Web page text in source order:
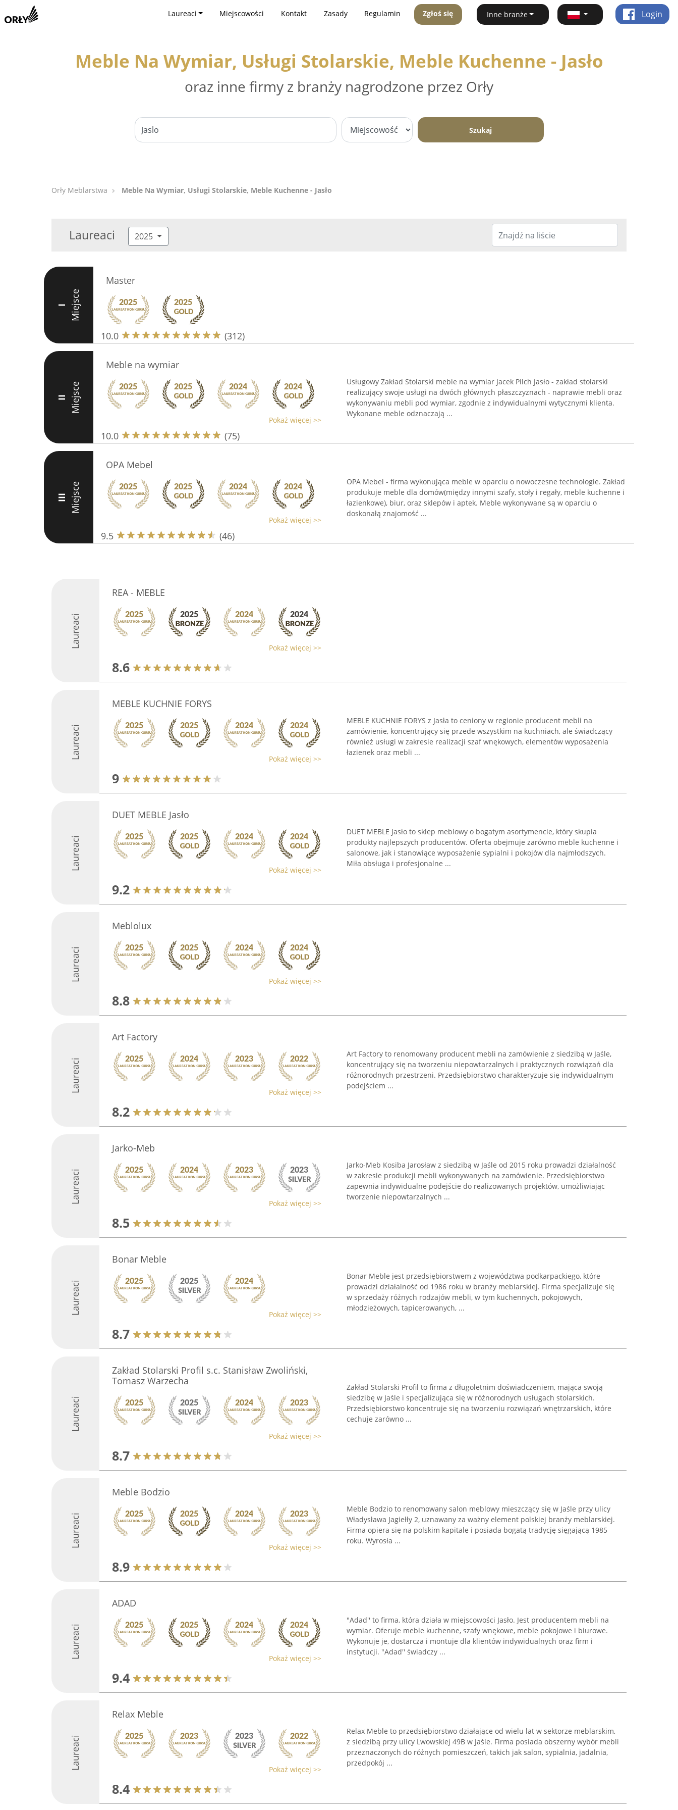
Laureaci Miejscowości Kontakt Zasady Regulamin Zgłoś się Inne branże Login
Meble Na Wymiar, Usługi Stolarskie, Meble Kuchenne - Jasło
oraz inne firmy z branży nagrodzone przez Orły
Szukaj
Orły Meblarstwa Meble Na Wymiar, Usługi Stolarskie, Meble Kuchenne - Jasło
Laureaci 2025
I Miejsce
Master
10.0 (312)
II Miejsce
Meble na wymiar
Pokaż więcej >>
10.0 (75)
Usługowy Zakład Stolarski meble na wymiar Jacek Pilch Jasło - zakład stolarski
realizujący swoje usługi na dwóch głównych płaszczyznach - naprawie mebli oraz
wykonywaniu mebli pod wymiar, zgodnie z indywidualnymi wytycznymi klienta.
Wykonane meble odznaczają ...
III Miejsce
OPA Mebel
Pokaż więcej >>
9.5 (46)
OPA Mebel - firma wykonująca meble w oparciu o nowoczesne technologie. Zakład
produkuje meble dla domów(między innymi szafy, stoły i regały, meble kuchenne i
łazienkowe), biur, oraz sklepów i aptek. Meble wykonywane są w oparciu o
doskonałą znajomość ...
Laureaci
REA - MEBLE
Pokaż więcej >>
8.6
Laureaci
MEBLE KUCHNIE FORYS
Pokaż więcej >>
9
MEBLE KUCHNIE FORYS z Jasła to ceniony w regionie producent mebli na
zamówienie, koncentrujący się przede wszystkim na kuchniach, ale świadczący
również usługi w zakresie realizacji szaf wnękowych, elementów wyposażenia
łazienek oraz mebli ...
Laureaci
DUET MEBLE Jasło
Pokaż więcej >>
9.2
DUET MEBLE Jasło to sklep meblowy o bogatym asortymencie, który skupia
produkty najlepszych producentów. Oferta obejmuje zarówno meble kuchenne i
salonowe, jak i stanowiące wyposażenie sypialni i pokojów dla najmłodszych.
Miła obsługa i profesjonalne ...
Laureaci
Meblolux
Pokaż więcej >>
8.8
Laureaci
Art Factory
Pokaż więcej >>
8.2
Art Factory to renomowany producent mebli na zamówienie z siedzibą w Jaśle,
koncentrujący się na tworzeniu niepowtarzalnych i praktycznych rozwiązań dla
różnorodnych przestrzeni. Przedsiębiorstwo charakteryzuje się indywidualnym
podejściem ...
Laureaci
Jarko-Meb
Pokaż więcej >>
8.5
Jarko-Meb Kosiba Jarosław z siedzibą w Jaśle od 2015 roku prowadzi działalność
w zakresie produkcji mebli wykonywanych na zamówienie. Przedsiębiorstwo
zapewnia indywidualne podejście do realizowanych projektów, umożliwiając
tworzenie niepowtarzalnych ...
Laureaci
Bonar Meble
Pokaż więcej >>
8.7
Bonar Meble jest przedsiębiorstwem z województwa podkarpackiego, które
prowadzi działalność od 1986 roku w branży meblarskiej. Firma specjalizuje się
w sprzedaży różnych rodzajów mebli, w tym kuchennych, pokojowych,
młodzieżowych, tapicerowanych, ...
Laureaci
Zakład Stolarski Profil s.c. Stanisław Zwoliński,
Tomasz Warzecha
Pokaż więcej >>
8.7
Zakład Stolarski Profil to firma z długoletnim doświadczeniem, mająca swoją
siedzibę w Jaśle i specjalizująca się w różnorodnych usługach stolarskich.
Przedsiębiorstwo koncentruje się na tworzeniu rozwiązań wnętrzarskich, które
cechuje zarówno ...
Laureaci
Meble Bodzio
Pokaż więcej >>
8.9
Meble Bodzio to renomowany salon meblowy mieszczący się w Jaśle przy ulicy
Władysława Jagiełły 2, uznawany za ważny element polskiej branży meblarskiej.
Firma opiera się na polskim kapitale i posiada bogatą tradycję sięgającą 1985
roku. Wyrosła ...
Laureaci
ADAD
Pokaż więcej >>
9.4
"Adad'' to firma, która działa w miejscowości Jasło. Jest producentem mebli na
wymiar. Oferuje meble kuchenne, szafy wnękowe, meble pokojowe i biurowe.
Wykonuje je, dostarcza i montuje dla klientów indywidualnych oraz firm i
instytucji. "Adad'' świadczy ...
Laureaci
Relax Meble
Pokaż więcej >>
8.4
Relax Meble to przedsiębiorstwo działające od wielu lat w sektorze meblarskim,
z siedzibą przy ulicy Lwowskiej 49B w Jaśle. Firma posiada obszerny wybór mebli
przeznaczonych do różnych pomieszczeń, takich jak salon, sypialnia, jadalnia,
przedpokój ...